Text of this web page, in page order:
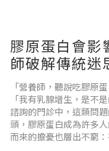
膠原蛋白會影
師破解傳統迷
「營養師，聽說吃膠原
「我有乳腺增生，是不
諮詢的門診中，這類問
頭，膠原蛋白成為許多
而來的擔憂也層出不窮